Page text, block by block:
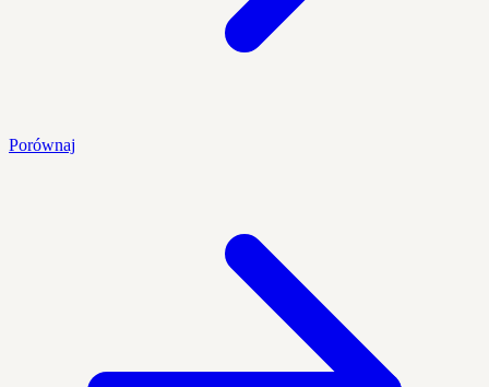
Porównaj